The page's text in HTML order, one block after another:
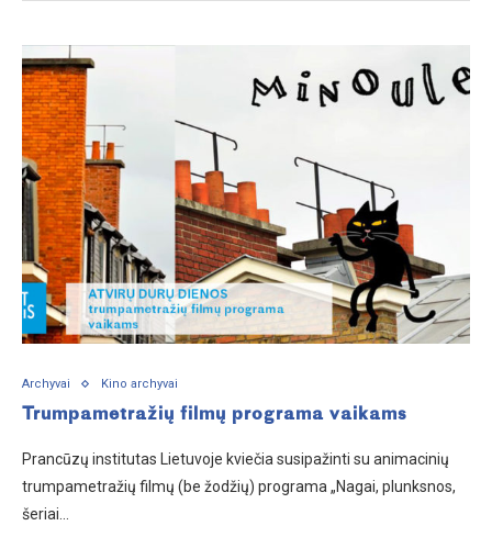
Archyvai Kino archyvai
Trumpametražių filmų programa vaikams
Prancūzų institutas Lietuvoje kviečia susipažinti su animacinių
trumpametražių filmų (be žodžių) programa „Nagai, plunksnos,
šeriai…